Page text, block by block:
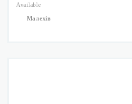
Available
Малехів